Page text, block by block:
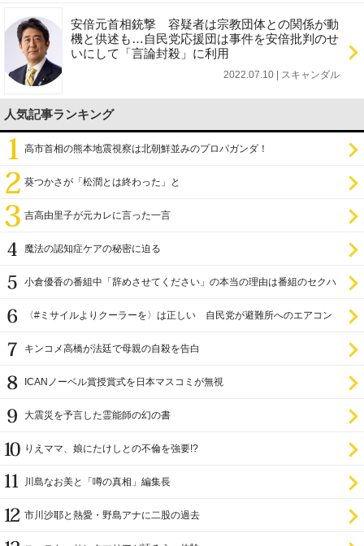
安倍元首相銃撃 容疑者は宗教団体との関係が動
機と供述も…自民党応援団は事件を安倍批判のせ
いにして「言論封殺」に利用
2022.07.10 | スキャンダル
人気記事ランキング
高市首相の熊本地震視察は北朝鮮並みのプロパガンダ！
葵つかさが「松潤とは終わった」と
吉高由里子が元カレに言った一言
魔法の認知症ケアの秘密に迫る
小倉優香の番組中「辞めさせてください」の本当の理由は番組のセクハ
〈#ミサイルよりクーラーを〉は正しい 自民党が避難所へのエアコン
キンコメ高橋が法廷で母親の自殺を告白
ICANノーベル賞授賞式を日本マスコミが無視
大震災を予言した霊能師の幻の書
りえママ、娘にたけしとの不倫を強要!?
川島なお美と「噂の真相」編集長
市川沙耶と熱愛・野島アナに二股の過去